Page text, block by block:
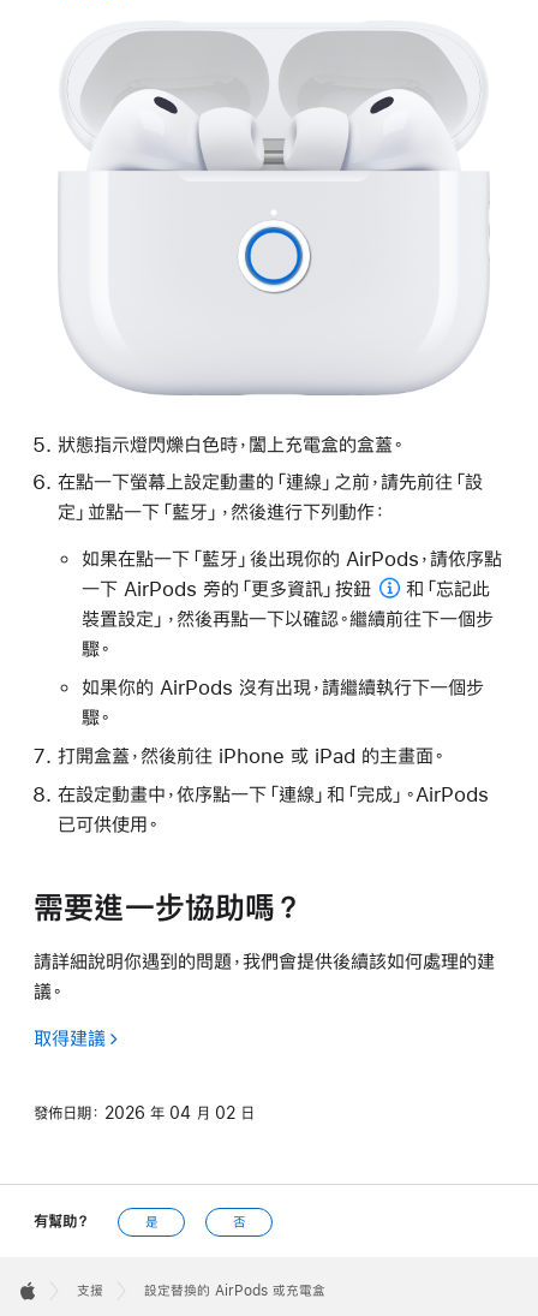
狀態指示燈閃爍白色時，闔上充電盒的盒蓋。
在點一下螢幕上設定動畫的「連線」之前，請先前往「設
定」並點一下「藍牙」，然後進行下列動作：
如果在點一下「藍牙」後出現你的 AirPods，請依序點
一下 AirPods 旁的 「更多資訊」按鈕
和「忘記此
裝置設定」，然後再點一下以確認。繼續前往下一個步
驟。
如果你的 AirPods 沒有出現，請繼續執行下一個步
驟。
打開盒蓋，然後前往 iPhone 或 iPad 的主畫面。
在設定動畫中，依序點一下「連線」和「完成」。AirPods
已可供使用。
需要進一步協助嗎？
請詳細說明你遇到的問題，我們會提供後續該如何處理的建
議。
取得建議
發佈日期： 2026 年 04 月 02 日
有幫助？ 是 否
Footer

支援 設定替換的 AirPods 或充電盒